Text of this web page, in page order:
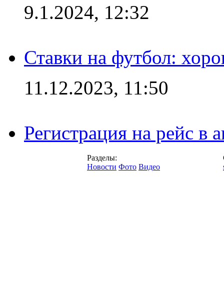
9.1.2024, 12:32
Ставки на футбол:
11.12.2023, 11:50
Регистрация на рейс в
Разделы:
Новости Фото Видео